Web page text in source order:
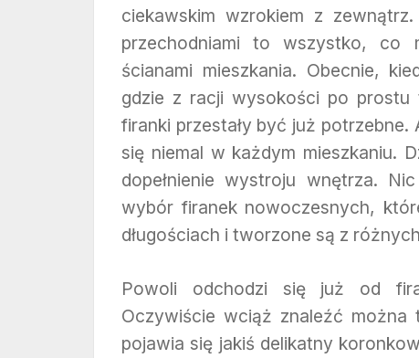
ciekawskim wzrokiem z
przechodniami to wszystko, co
ścianami mieszkania. Obecnie,
gdzie z racji wysokości po
firanki przestały być już
się niemal w każdym mieszkaniu.
dopełnienie wystroju wnętrza.
wybór firanek nowoczesnych,
długościach i tworzone są z
Powoli odchodzi się już od
Oczywiście wciąż znaleźć można
pojawia się jakiś delikatny